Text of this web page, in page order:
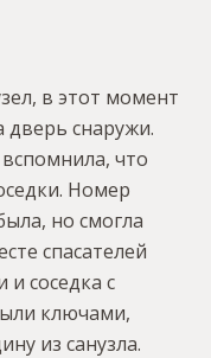
в этот момент
дверь снаружи.
что
Номер
но смогла
спасателей
и соседка с
ключами,
из санузла.